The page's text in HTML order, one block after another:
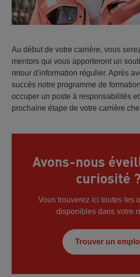
Au début de votre carrière, vous
mentors qui vous apporteront un
retour d'information régulier. Après
succès notre programme de
occuper un poste à responsabilités
prochaine étape de votre carrière
Avons-nous
curiosité ?
Vous trouverez ici toutes les
disponibles dans votre
Trouver un